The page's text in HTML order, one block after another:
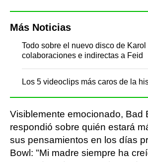
Más Noticias
Todo sobre el nuevo disco de Karol
colaboraciones e indirectas a Feid
Los 5 videoclips más caros de la
Visiblemente emocionado, Bad
respondió sobre quién estará
sus pensamientos en los días
Bowl: "Mi madre siempre ha